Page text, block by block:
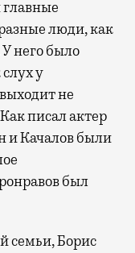
люди, как
него было
у
не
писал актер
и Качалов были
был
семьи, Борис